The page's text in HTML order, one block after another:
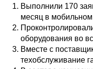
Выполнили 170
месяц в
оборудования во
Вместе с
техобслуживание